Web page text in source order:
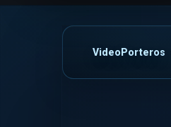
VideoPorteros